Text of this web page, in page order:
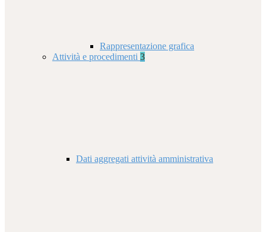
Rappresentazione grafica
Attività e procedimenti 3
Dati aggregati attività amministrativa